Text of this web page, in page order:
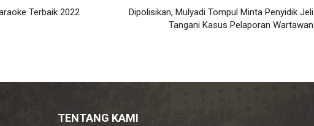
Terbaik 2022
Dipolisikan, Mulyadi Tompul Minta Penyidik Jeli
Tangani Kasus Pelaporan Wartawan
TENTANG KAMI